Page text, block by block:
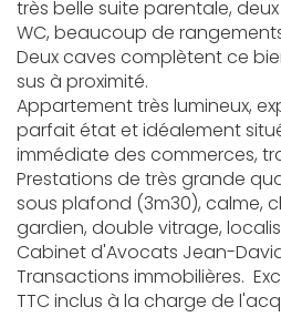
très belle suite parentale,
WC, beaucoup de
Deux caves complètent ce
sus à proximité.
Appartement très lumineux,
parfait état et idéalement
immédiate des commerces,
Prestations de très grande
sous plafond (3m30), calme,
gardien, double vitrage,
Cabinet d'Avocats Jean-
Transactions immobilières.
TTC inclus à la charge de